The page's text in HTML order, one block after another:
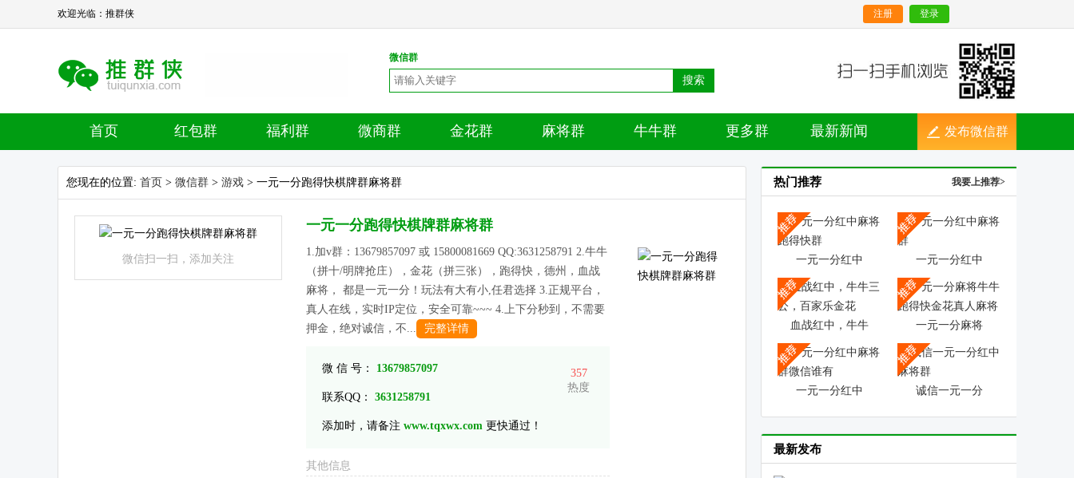
欢迎光临：推群侠 登录
注册
微信群
搜索
首页 红包群 福利群 微商群 金花群 麻将群 牛牛群 更多群 最新新闻 发布微信群
您现在的位置: 首页 > 微信群 > 游戏 > 一元一分跑得快棋牌群麻将群
微信扫一扫，添加关注
一元一分跑得快棋牌群麻将群
1.加v群：13679857097 或 15800081669 QQ:3631258791 2.牛牛
（拼十/明牌抢庄），金花（拼三张），跑得快，德州，血战
麻将， 都是一元一分！玩法有大有小,任君选择 3.正规平台，
真人在线，实时IP定位，安全可靠~~~ 4.上下分秒到，不需要
押金，绝对诚信，不...
完整详情
微 信 号： 13679857097
联系QQ： 3631258791
添加时，请备注 www.tqxwx.com 更快通过！
357
热度
其他信息
热门推荐 我要上推荐>
一元一分红中 一元一分红中
血战红中，牛牛 一元一分麻将
一元一分红中 诚信一元一分
最新发布